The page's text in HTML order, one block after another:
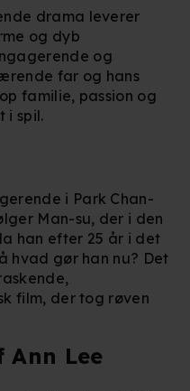
drama leverer
og dyb
og
far og hans
familie, passion og
i spil.
i Park Chan-
Man-su, der i den
han efter 25 år i det
hvad gør han nu? Det
film, der tog røven
Ann Lee